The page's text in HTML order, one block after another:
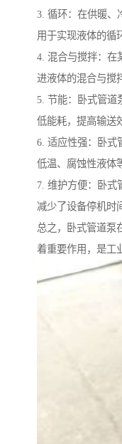
3. 循环：在供暖、
用于实现液体的循
4. 混合与搅拌：在
进液体的混合与搅
5. 节能：卧式管道
低能耗，提高输送
6. 适应性强：卧式
低温、腐蚀性液体
7. 维护方便：卧式
减少了设备停机时
总之，卧式管道泵
着重要作用，是工